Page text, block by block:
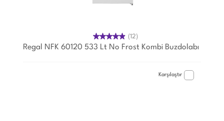
(12)
Regal NFK 60120 533 Lt No Frost Kombi Buzdolabı
Karşılaştır